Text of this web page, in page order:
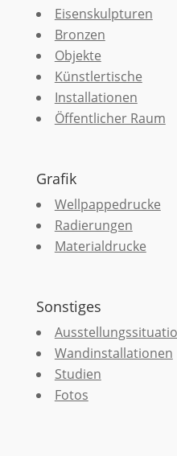
Eisenskulpturen
Bronzen
Objekte
Künstlertische
Installationen
Öffentlicher Raum
Grafik
Wellpappedrucke
Radierungen
Materialdrucke
Sonstiges
Wandinstallationen
Studien
Fotos